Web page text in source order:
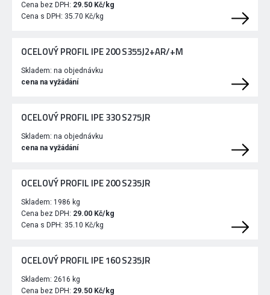
Cena bez DPH: 29.50 Kč/kg
Cena s DPH: 35.70 Kč/kg
OCELOVÝ PROFIL IPE 200 S355J2+AR/+M
Skladem: na objednávku
cena na vyžádání
OCELOVÝ PROFIL IPE 330 S275JR
Skladem: na objednávku
cena na vyžádání
OCELOVÝ PROFIL IPE 200 S235JR
Skladem: 1986 kg
Cena bez DPH: 29.00 Kč/kg
Cena s DPH: 35.10 Kč/kg
OCELOVÝ PROFIL IPE 160 S235JR
Skladem: 2616 kg
Cena bez DPH: 29.50 Kč/kg